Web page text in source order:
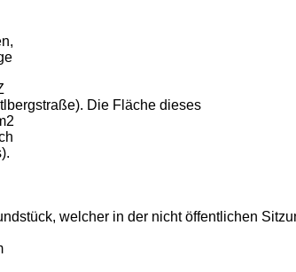
Die Fläche dieses
welcher in der nicht öffentlichen